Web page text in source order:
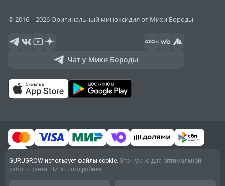
© 2016 – 2026 Оригинальный миноксидил от Михи Бороды
Чат у Михи Бороды
GURUGROW использует файлы cookie. Это нужно для оптимальной
работы сайта. Читать подробнее.